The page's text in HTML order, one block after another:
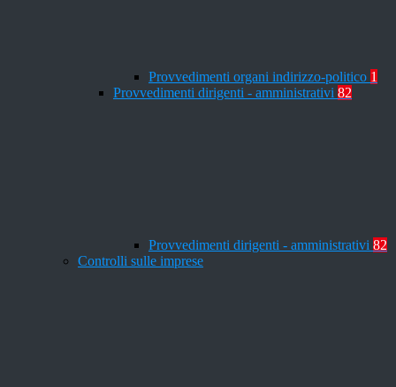
Provvedimenti organi indirizzo-politico 1
Provvedimenti dirigenti - amministrativi 82
Provvedimenti dirigenti - amministrativi 82
Controlli sulle imprese